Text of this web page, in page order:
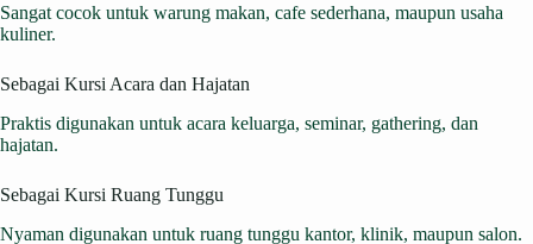
Sangat cocok untuk warung makan, cafe sederhana, maupun usaha
kuliner.
Sebagai Kursi Acara dan Hajatan
Praktis digunakan untuk acara keluarga, seminar, gathering, dan
hajatan.
Sebagai Kursi Ruang Tunggu
Nyaman digunakan untuk ruang tunggu kantor, klinik, maupun salon.